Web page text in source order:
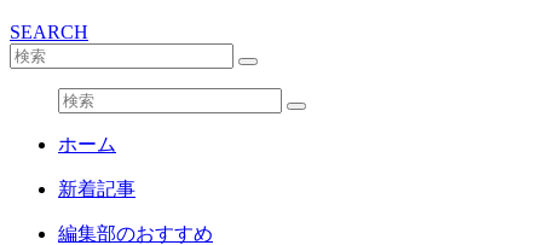
SEARCH
ホーム
新着記事
編集部のおすすめ